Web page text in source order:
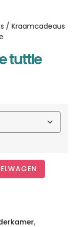
/ Kraamcadeaus
tuttle
,